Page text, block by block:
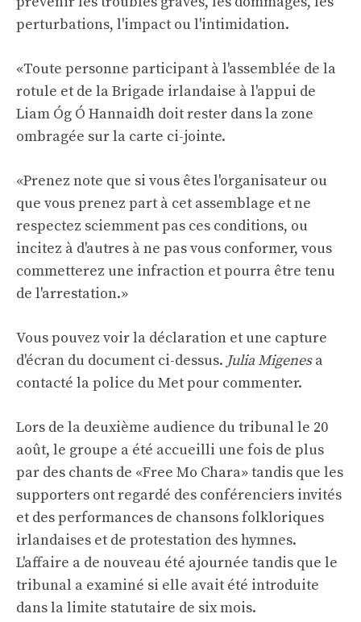
perturbations, l'impact ou l'intimidation.
«Toute personne participant à l'assemblée de la
rotule et de la Brigade irlandaise à l'appui de
Liam Óg Ó Hannaidh doit rester dans la zone
ombragée sur la carte ci-jointe.
«Prenez note que si vous êtes l'organisateur ou
que vous prenez part à cet assemblage et ne
respectez sciemment pas ces conditions, ou
incitez à d'autres à ne pas vous conformer, vous
commetterez une infraction et pourra être tenu
de l'arrestation.»
Vous pouvez voir la déclaration et une capture
d'écran du document ci-dessus. Julia Migenesa
contacté la police du Met pour commenter.
Lors de la deuxième audience du tribunal le 20
août, le groupe a été accueilli une fois de plus
par des chants de «Free Mo Chara» tandis que les
supporters ont regardé des conférenciers invités
et des performances de chansons folkloriques
irlandaises et de protestation des hymnes.
L'affaire a de nouveau été ajournée tandis que le
tribunal a examiné si elle avait été introduite
dans la limite statutaire de six mois.